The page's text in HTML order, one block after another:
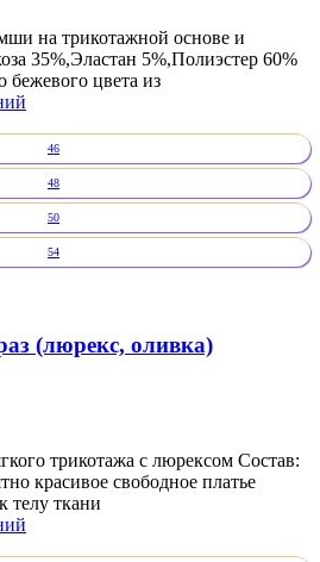
на трикотажной основе и
35%,Эластан 5%,Полиэстер 60%
бежевого цвета из
46
48
50
54
(люрекс, оливка)
трикотажа с люрексом Состав:
красивое свободное платье
телу ткани